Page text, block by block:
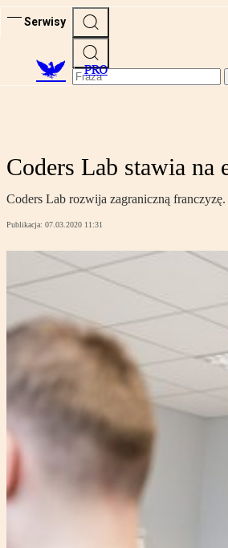
Serwisy
PRO
Coders Lab stawia na
Coders Lab rozwija zagraniczną
Publikacja: 07.03.2020 11:31